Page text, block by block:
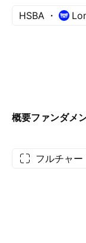
HSBA
概要ファンダメ
フルチャー